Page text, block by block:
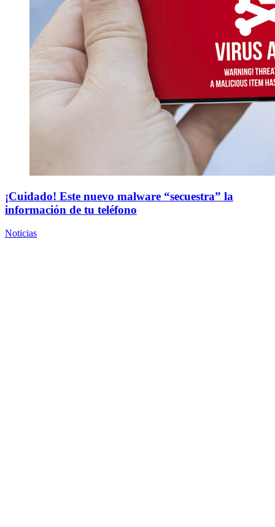
¡Cuidado! Este nuevo malware “secuestra” la
información de tu teléfono
Noticias